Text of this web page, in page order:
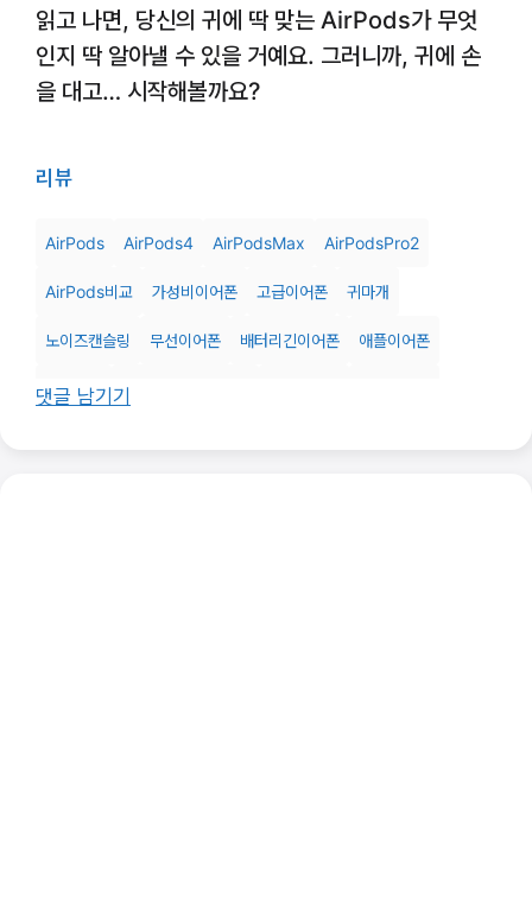
읽고 나면, 당신의 귀에 딱 맞는 AirPods가 무엇
인지 딱 알아낼 수 있을 거예요. 그러니까, 귀에 손
을 대고… 시작해볼까요?
리뷰
AirPods AirPods4 AirPodsMax AirPodsPro2
AirPods비교 가성비이어폰 고급이어폰 귀마개
노이즈캔슬링 무선이어폰 배터리긴이어폰 애플이어폰
애플제품 액티브노이즈캔슬링
댓글 남기기